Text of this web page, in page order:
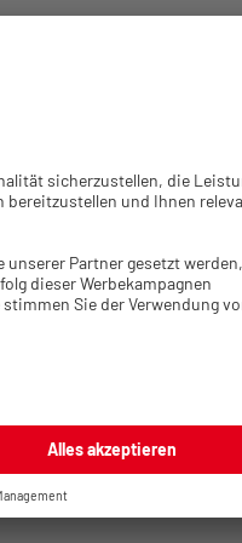
bitte kontaktieren